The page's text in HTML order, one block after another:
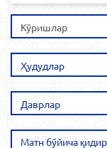
Кўришлар
Ҳудудлар
Даврлар